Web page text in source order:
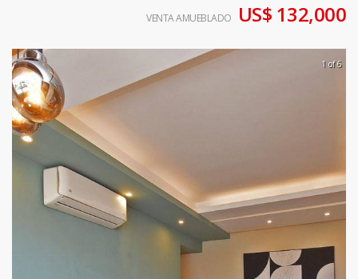
VENTA AMUEBLADO US$ 132,000
1 of 6